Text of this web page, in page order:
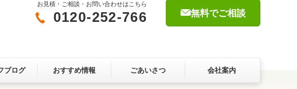
門まわり 屋根・外壁
ここちいい暮らしをつくる、価値・性能向上
お見積・ご相談・お問い合わせはこちら
0120-252-766 無料でご相談
ブログ おすすめ情報 ごあいさつ 会社案内